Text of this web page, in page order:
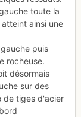
toute la
ainsi une
puis
rocheuse.
désormais
sur des
de tiges d'acier